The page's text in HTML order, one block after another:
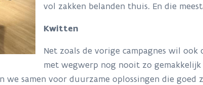
vol zakken belanden thuis. En die
Kwitten
Net zoals de vorige campagnes wil
met wegwerp nog nooit zo
we samen voor duurzame oplossingen die